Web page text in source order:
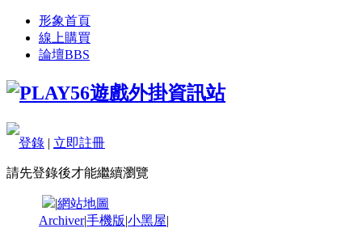
形象首頁
線上購買
論壇BBS
登錄 | 立即註冊
請先登錄後才能繼續瀏覽
|網站地圖
Archiver|手機版|小黑屋|